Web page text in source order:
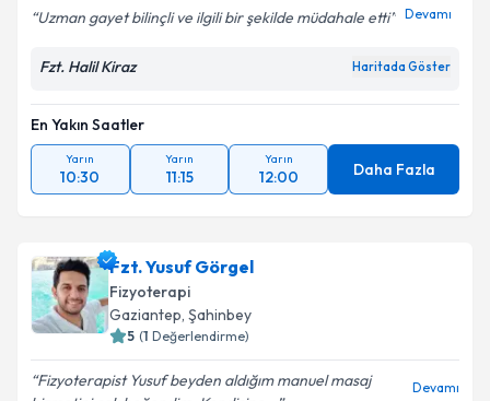
Uzman gayet bilinçli ve ilgili bir şekilde müdahale etti Devamı
Fzt. Halil Kiraz Haritada Göster
En Yakın Saatler
Yarın
10:30
Yarın
11:15
Yarın
12:00 Daha Fazla
Fzt. Yusuf Görgel
Fizyoterapi
Gaziantep, Şahinbey
5 (1 Değerlendirme)
Fizyoterapist Yusuf beyden aldığım manuel masaj
Devamı